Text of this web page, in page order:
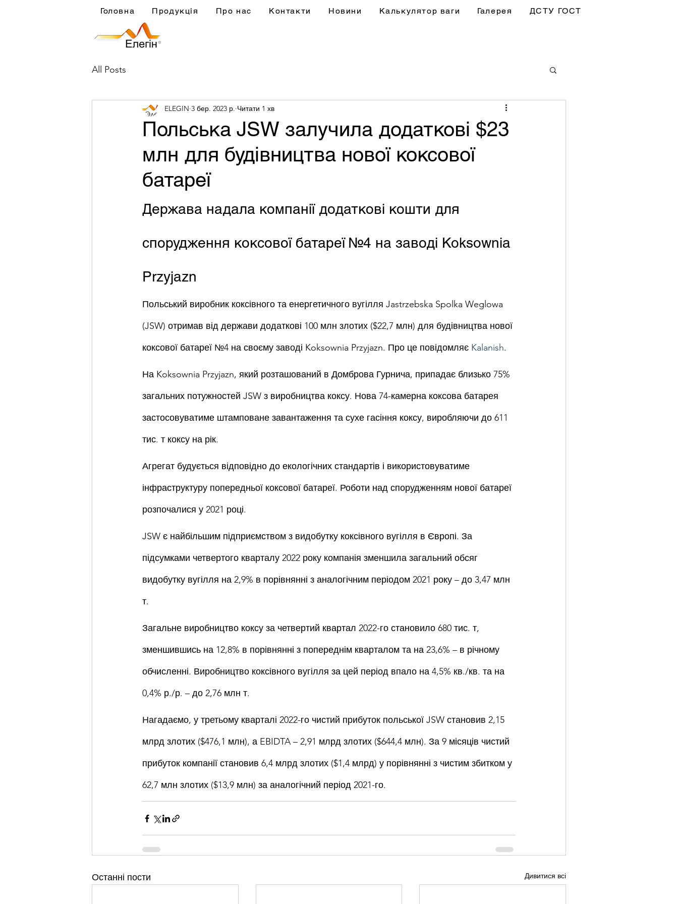
Головна Продукція Про нас Контакти Новини Калькулятор ваги Галерея ДСТУ ГОСТ
All Posts
Польська JSW залучила додаткові $23
млн для будівництва нової коксової
батареї
ELEGIN 3 бер. 2023 р. Читати 1 хв
Держава надала компанії додаткові кошти для
спорудження коксової батареї №4 на заводі Koksownia
Przyjazn
Польський виробник коксівного та енергетичного вугілля Jastrzebska Spolka Weglowa
(JSW) отримав від держави додаткові 100 млн злотих ($22,7 млн) для будівництва нової
коксової батареї №4 на своєму заводі Koksownia Przyjazn. Про це повідомляє Kalanish.
На Koksownia Przyjazn, який розташований в Домброва Гурнича, припадає близько 75%
загальних потужностей JSW з виробництва коксу. Нова 74-камерна коксова батарея
застосовуватиме штамповане завантаження та сухе гасіння коксу, виробляючи до 611
тис. т коксу на рік.
Агрегат будується відповідно до екологічних стандартів і використовуватиме
інфраструктуру попередньої коксової батареї. Роботи над спорудженням нової батареї
розпочалися у 2021 році.
JSW є найбільшим підприємством з видобутку коксівного вугілля в Європі. За
підсумками четвертого кварталу 2022 року компанія зменшила загальний обсяг
видобутку вугілля на 2,9% в порівнянні з аналогічним періодом 2021 року – до 3,47 млн
т.
Загальне виробництво коксу за четвертий квартал 2022-го становило 680 тис. т,
зменшившись на 12,8% в порівнянні з попереднім кварталом та на 23,6% – в річному
обчисленні. Виробництво коксівного вугілля за цей період впало на 4,5% кв./кв. та на
0,4% р./р. – до 2,76 млн т.
Нагадаємо, у третьому кварталі 2022-го чистий прибуток польської JSW становив 2,15
млрд злотих ($476,1 млн), а EBIDTA – 2,91 млрд злотих ($644,4 млн). За 9 місяців чистий
прибуток компанії становив 6,4 млрд злотих ($1,4 млрд) у порівнянні з чистим збитком у
62,7 млн злотих ($13,9 млн) за аналогічний період 2021-го.
Останні пости Дивитися всі